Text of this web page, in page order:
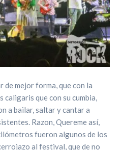
mejor forma, que con la
que con su cumbia,
a bailar, saltar y cantar a
Razon, Quereme así,
fueron algunos de los
al festival, que de no